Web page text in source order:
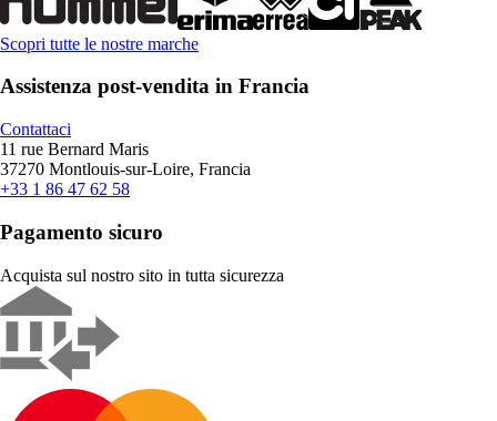
Scopri tutte le nostre marche
Assistenza post-vendita in Francia
Contattaci
11 rue Bernard Maris
37270 Montlouis-sur-Loire, Francia
+33 1 86 47 62 58
Pagamento sicuro
Acquista sul nostro sito in tutta sicurezza